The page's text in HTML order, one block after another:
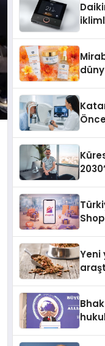
Yeni